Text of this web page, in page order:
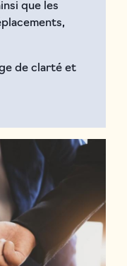
que les
de clarté et